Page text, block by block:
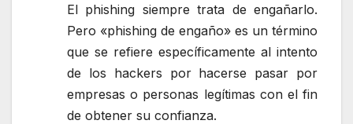
El phishing siempre trata de engañarlo.
Pero «phishing de engaño» es un término
que se refiere específicamente al intento
de los hackers por hacerse pasar por
empresas o personas legítimas con el fin
de obtener su confianza.